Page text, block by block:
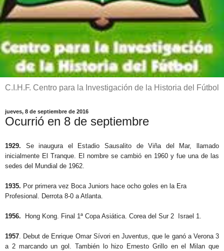
C.I.H.F. Centro para la Investigación de la Historia del Fútbol
jueves, 8 de septiembre de 2016
Ocurrió en 8 de septiembre
1929. Se inaugura el Estadio Sausalito de Viña del Mar, llamado
inicialmente El Tranque. El nombre se cambió en 1960 y fue una de las
sedes del Mundial de 1962.
1935. Por primera vez Boca Juniors hace ocho goles en la Era
Profesional. Derrota 8-0 a Atlanta.
1956. Hong Kong. Final 1ª Copa Asiática. Corea del Sur 2 Israel 1.
1957 . Debut de Enrique Omar Sívori en Juventus, que le ganó a Verona 3
a 2 marcando un gol. También lo hizo Ernesto Grillo en el Milan que